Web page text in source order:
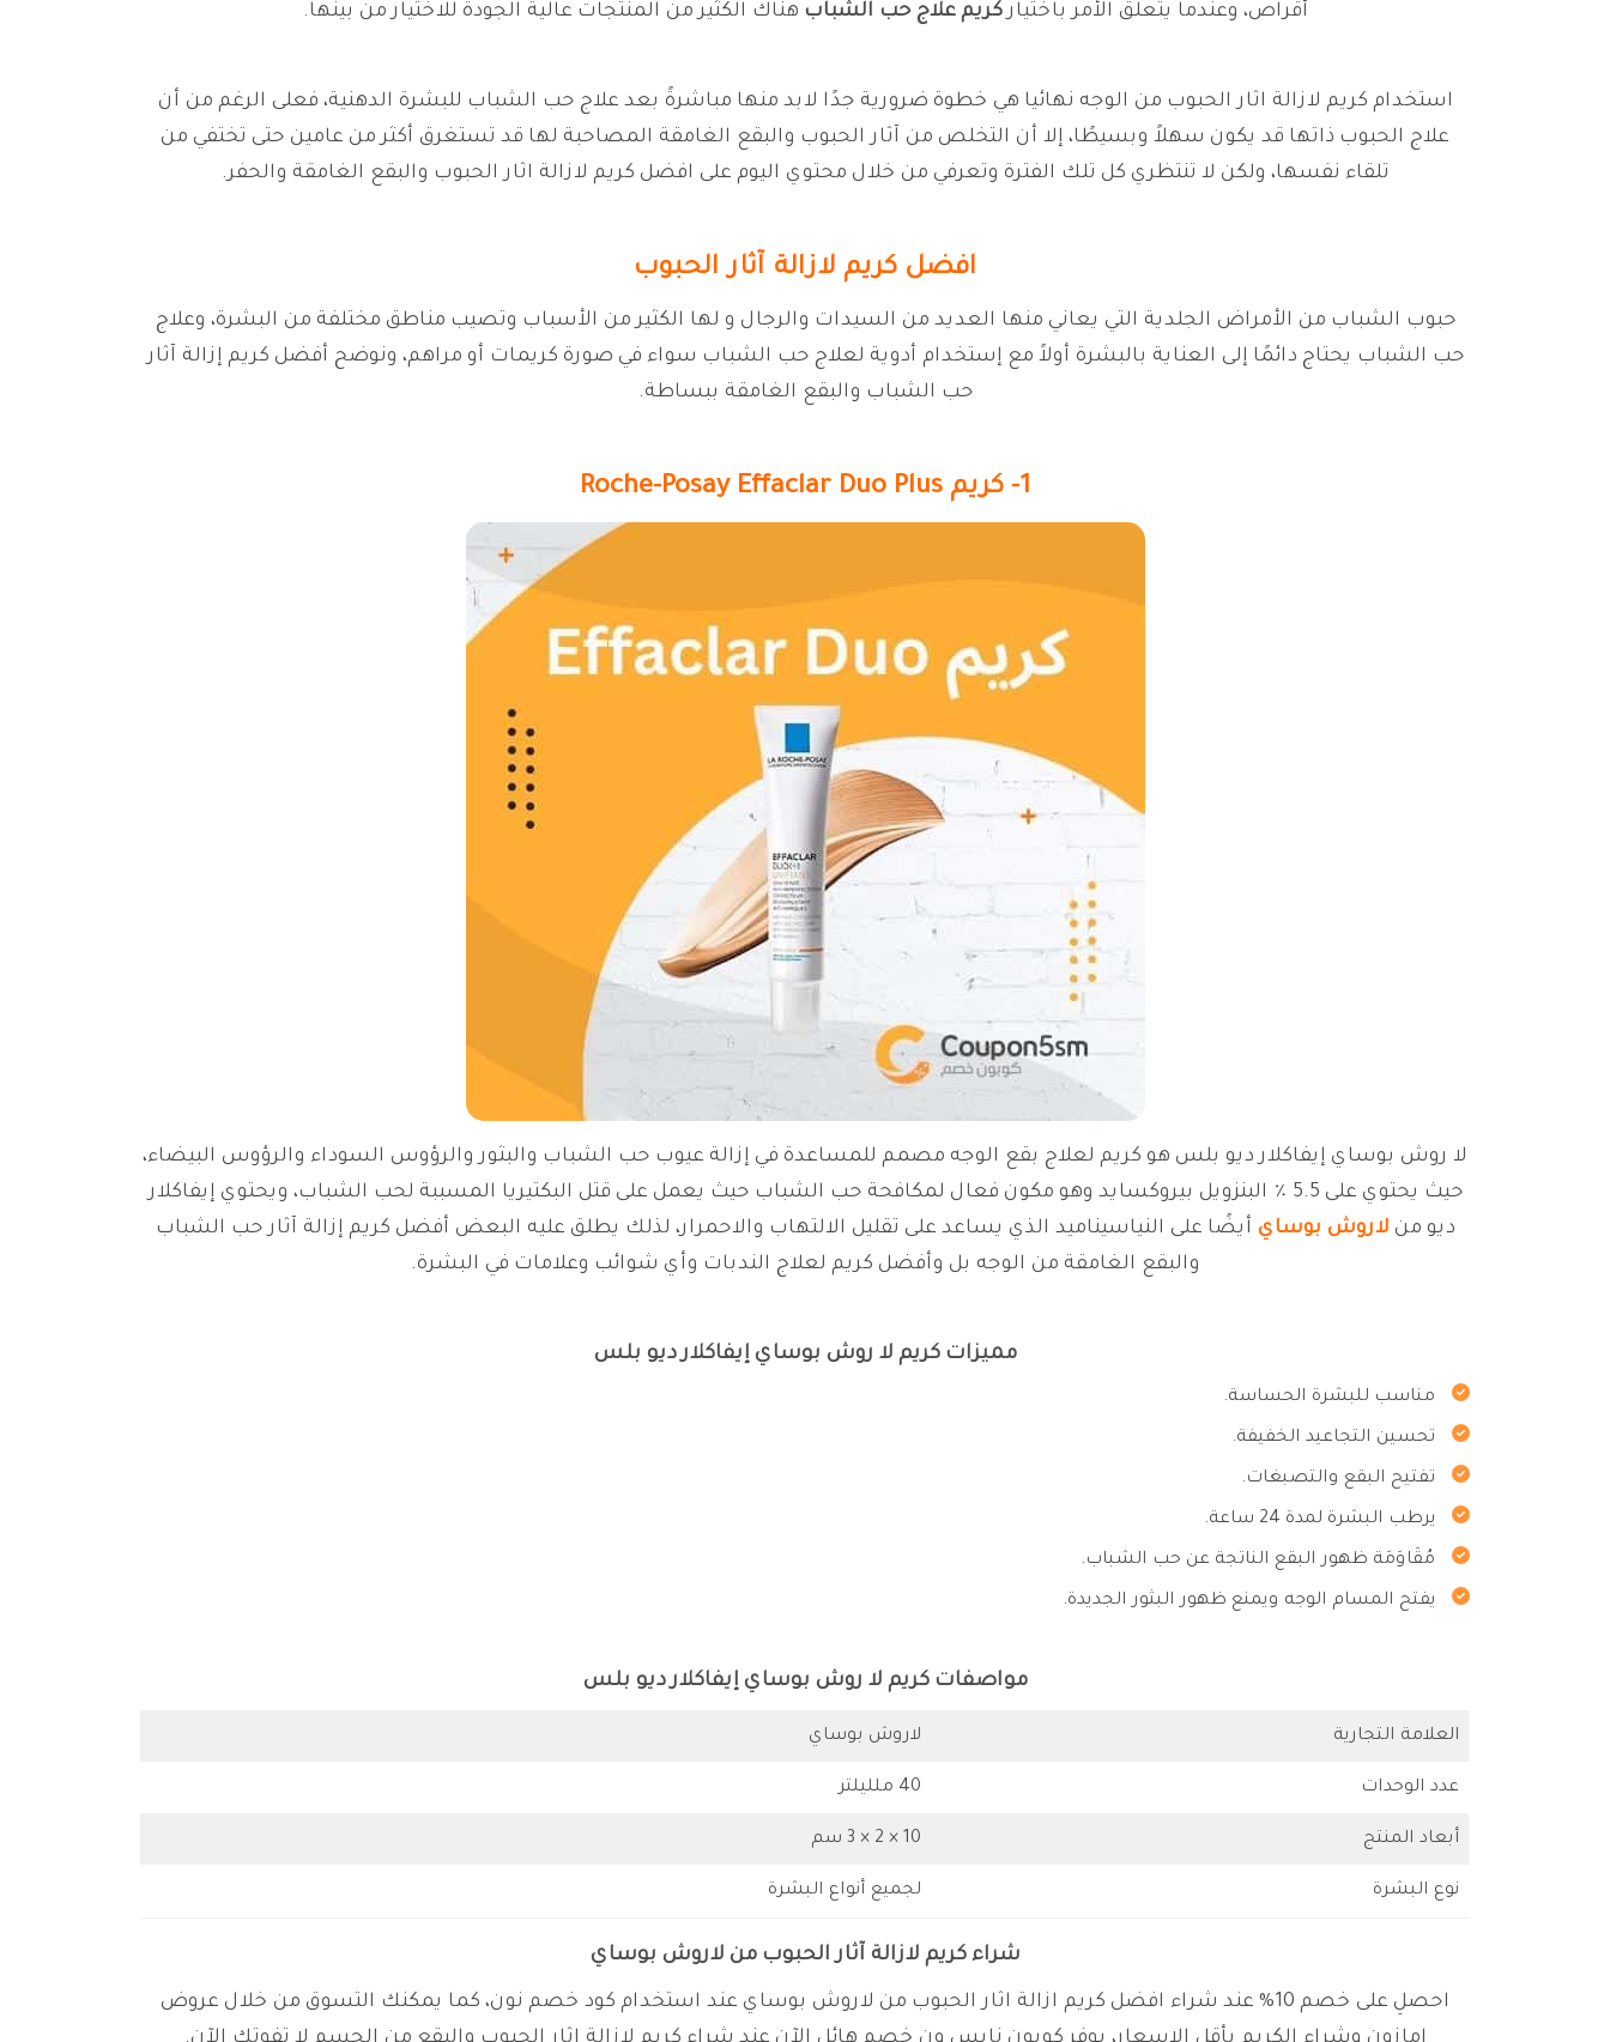
أقراص، وعندما يتعلق الأمر باختياركريم علاج حب الشباب هناك الكثير من المنتجات عالية الجودة للاختيار من بينها.
استخدام كريم لازالة اثار الحبوب من الوجه نهائيا هي خطوة ضرورية جدًا لابد منها مباشرةً بعد علاج حب الشباب للبشرة الدهنية، فعلى الرغم من أن
علاج الحبوب ذاتها قد يكون سهلاً وبسيطًا، إلا أن التخلص من آثار الحبوب والبقع الغامقة المصاحبة لها قد تستغرق أكثر من عامين حتى تختفي من
تلقاء نفسها، ولكن لا تنتظري كل تلك الفترة وتعرفي من خلال محتوي اليوم على افضل كريم لازالة اثار الحبوب والبقع الغامقة والحفر.
افضل كريم لازالة آثار الحبوب
حبوب الشباب من الأمراض الجلدية التي يعاني منها العديد من السيدات والرجال و لها الكثير من الأسباب وتصيب مناطق مختلفة من البشرة، وعلاج
حب الشباب يحتاج دائمًا إلى العناية بالبشرة أولاً مع إستخدام أدوية لعلاج حب الشباب سواء في صورة كريمات أو مراهم، ونوضح أفضل كريم إزالة آثار
حب الشباب والبقع الغامقة ببساطة.
1- كريم Roche-Posay Effaclar Duo Plus
لا روش بوساي إيفاكلار ديو بلس هو كريم لعلاج بقع الوجه مصمم للمساعدة في إزالة عيوب حب الشباب والبثور والرؤوس السوداء والرؤوس البيضاء،
حيث يحتوي على 5.5 ٪ البنزويل بيروكسايد وهو مكون فعال لمكافحة حب الشباب حيث يعمل على قتل البكتيريا المسببة لحب الشباب، ويحتوي إيفاكلار
ديو من لاروش بوساي أيضًا على النياسيناميد الذي يساعد على تقليل الالتهاب والاحمرار، لذلك يطلق عليه البعض أفضل كريم إزالة آثار حب الشباب
والبقع الغامقة من الوجه بل وأفضل كريم لعلاج الندبات وأي شوائب وعلامات في البشرة.
مميزات كريم لا روش بوساي إيفاكلار ديو بلس
مناسب للبشرة الحساسة.
تحسين التجاعيد الخفيفة.
تفتيح البقع والتصبغات.
يرطب البشرة لمدة 24 ساعة.
مُقَاوَمَة ظهور البقع الناتجة عن حب الشباب.
يفتح المسام الوجه ويمنع ظهور البثور الجديدة.
مواصفات كريم لا روش بوساي إيفاكلار ديو بلس
العلامة التجارية لاروش بوساي
عدد الوحدات 40 ملليلتر
أبعاد المنتج 10 × 2 × 3 سم
نوع البشرة لجميع أنواع البشرة
شراء كريم لازالة آثار الحبوب من لاروش بوساي
احصلِ على خصم 10% عند شراء افضل كريم ازالة اثار الحبوب من لاروش بوساي عند استخدام كود خصم نون، كما يمكنك التسوق من خلال عروض